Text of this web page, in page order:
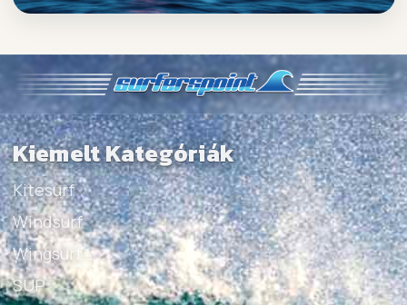
Kiemelt Kategóriák
Kitesurf
Windsurf
Wingsurf
SUP